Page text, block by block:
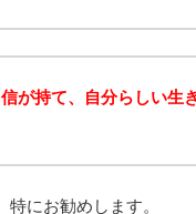
信が持て、自分らしい生
特にお勧めします。